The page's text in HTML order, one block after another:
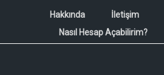
Hakkında İletişim
Nasıl Hesap Açabilirim?